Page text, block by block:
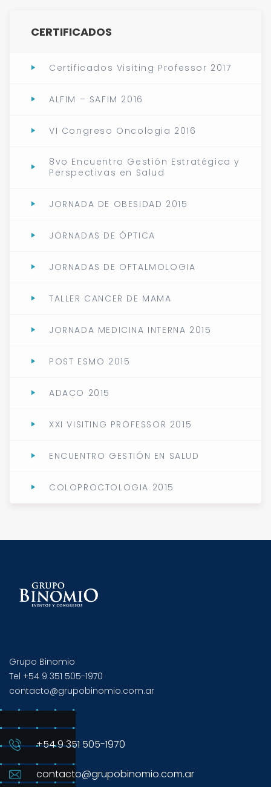
CERTIFICADOS
Certificados Visiting Professor 2017
ALFIM – SAFIM 2016
VI Congreso Oncologia 2016
8vo Encuentro Gestión Estratégica y
Perspectivas en Salud
JORNADA DE OBESIDAD 2015
JORNADAS DE ÓPTICA
JORNADAS DE OFTALMOLOGIA
TALLER CANCER DE MAMA
JORNADA MEDICINA INTERNA 2015
POST ESMO 2015
ADACO 2015
XXI VISITING PROFESSOR 2015
ENCUENTRO GESTIÓN EN SALUD
COLOPROCTOLOGIA 2015
Grupo Binomio
Tel +54 9 351 505-1970
contacto@grupobinomio.com.ar
+54 9 351 505-1970
contacto@grupobinomio.com.ar